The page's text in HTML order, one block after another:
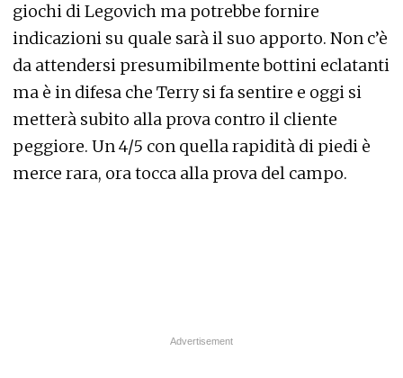
giochi di Legovich ma potrebbe fornire
indicazioni su quale sarà il suo apporto. Non c’è
da attendersi presumibilmente bottini eclatanti
ma è in difesa che Terry si fa sentire e oggi si
metterà subito alla prova contro il cliente
peggiore. Un 4/5 con quella rapidità di piedi è
merce rara, ora tocca alla prova del campo.